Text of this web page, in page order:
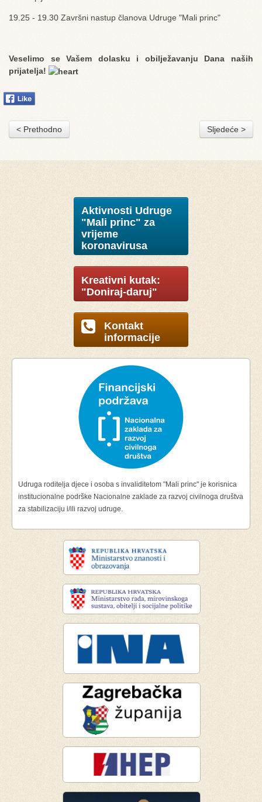
19.25 - 19.30 Završni nastup članova Udruge "Mali princ"
Veselimo se Vašem dolasku i obilježavanju Dana naših
prijatelja!
< Prethodno Sljedeće >
Aktivnosti Udruge
"Mali princ" za
vrijeme
koronavirusa
Kreativni kutak:
"Doniraj-daruj"
Kontakt
informacije
Udruga roditelja djece i osoba s invaliditetom "Mali princ" je korisnica
institucionalne podrške Nacionalne zaklade za razvoj civilnoga društva
za stabilizaciju i/ili razvoj udruge.